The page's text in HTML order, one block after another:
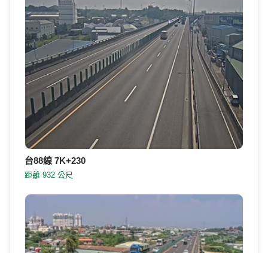
台88線 7K+230
距離 932 公尺